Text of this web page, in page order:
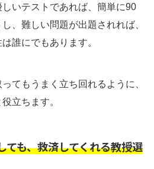
いテストであれば、簡単に90
、難しい問題が出題されれば、
誰にでもあります。
てもうまく立ち回れるように、
立ちます。
ても、救済してくれる教授選